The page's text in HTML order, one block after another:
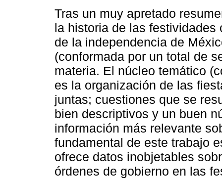
Tras un muy apretado
la historia de las
de la independencia de
(conformada por un total de
materia. El núcleo temático
es la organización de las
juntas; cuestiones que se
bien descriptivos y un buen
información más relevante
fundamental de este trabajo
ofrece datos inobjetables
órdenes de gobierno en las